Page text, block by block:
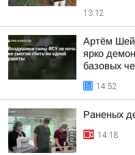
13:12
Артём
ярко
базовых
14:52
Раненых
14:18